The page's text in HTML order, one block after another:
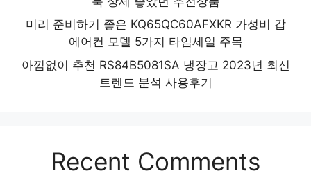
미리 준비하기 좋은 KQ65QC60AFXKR 가성비 갑
에어컨 모델 5가지 타임세일 주목
아낌없이 추천 RS84B5081SA 냉장고 2023년 최신
트렌드 분석 사용후기
Recent Comments